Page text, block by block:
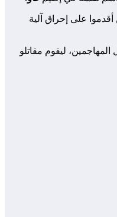
على إحراق آلية
ليقوم مقاتلو